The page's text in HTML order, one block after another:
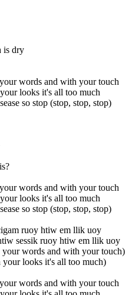
is dry
words and with your touch
looks it's all too much
so stop (stop, stop, stop)
words and with your touch
looks it's all too much
so stop (stop, stop, stop)
ruoy htiw em llik uoy
sessik ruoy htiw em llik uoy
words and with your touch)
looks it's all too much)
words and with your touch